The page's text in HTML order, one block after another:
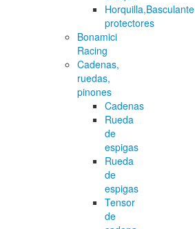
Horquilla,Basculante
protectores
Bonamici
Racing
Cadenas,
ruedas,
pinones
Cadenas
Rueda
de
espigas
Rueda
de
espigas
Tensor
de